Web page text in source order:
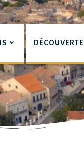
DÉCOUVERTE